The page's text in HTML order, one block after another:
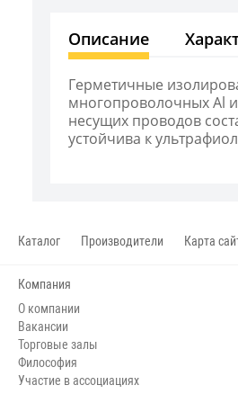
Описание
Герметичные
многопроволочных Al
несущих проводов
устойчива к
Каталог Производители Карта
Компания
О компании
Вакансии
Торговые залы
Философия
Участие в ассоциациях